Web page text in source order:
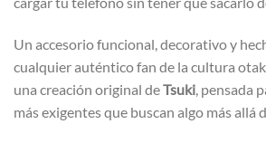
Un accesorio funcional, decorativo y
cualquier auténtico fan de la cultura
una creación original deTsuki, pensada
más exigentes que buscan algo más allá